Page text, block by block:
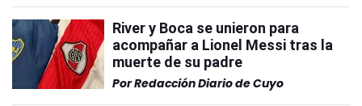
River y Boca se unieron para
acompañar a Lionel Messi tras la
muerte de su padre
PorRedacción Diario de Cuyo